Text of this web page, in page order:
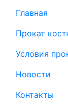
Главная
Прокат
Условия
Новости
Контакты